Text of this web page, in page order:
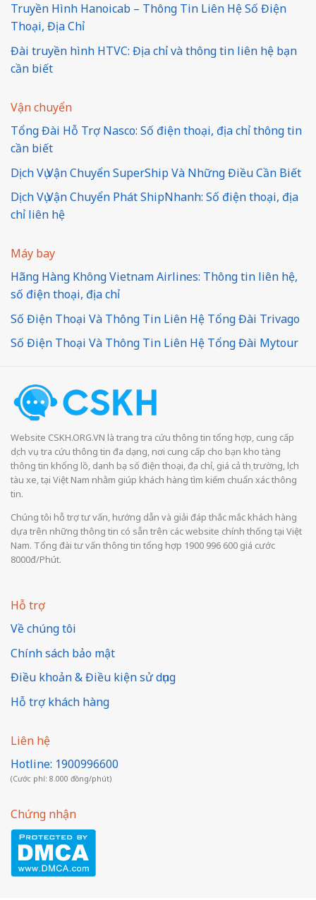
Truyền Hình Hanoicab – Thông Tin Liên Hệ Số Điện
Thoại, Địa Chỉ
Đài truyền hình HTVC: Địa chỉ và thông tin liên hệ bạn
cần biết
Vận chuyển
Tổng Đài Hỗ Trợ Nasco: Số điện thoại, địa chỉ thông tin
cần biết
Dịch Vụ Vận Chuyển SuperShip Và Những Điều Cần Biết
Dịch Vụ Vận Chuyển Phát ShipNhanh: Số điện thoại, địa
chỉ liên hệ
Máy bay
Hãng Hàng Không Vietnam Airlines: Thông tin liên hệ,
số điện thoại, địa chỉ
Số Điện Thoại Và Thông Tin Liên Hệ Tổng Đài Trivago
Số Điện Thoại Và Thông Tin Liên Hệ Tổng Đài Mytour
Website CSKH.ORG.VN là trang tra cứu thông tin tổng hợp, cung cấp
dịch vụ tra cứu thông tin đa dạng, nơi cung cấp cho bạn kho tàng
thông tin khổng lồ, danh bạ số điện thoại, địa chỉ, giá cả thị trường, lịch
tàu xe, tại Việt Nam nhằm giúp khách hàng tìm kiếm chuẩn xác thông
tin.
Chúng tôi hỗ trợ tư vấn, hướng dẫn và giải đáp thắc mắc khách hàng
dựa trên những thông tin có sẵn trên các website chính thống tại Việt
Nam. Tổng đài tư vấn thông tin tổng hợp 1900 996 600 giá cước
8000đ/Phút.
Hỗ trợ
Về chúng tôi
Chính sách bảo mật
Điều khoản & Điều kiện sử dụng
Hỗ trợ khách hàng
Liên hệ
Hotline: 1900996600
(Cước phí: 8.000 đồng/phút)
Chứng nhận